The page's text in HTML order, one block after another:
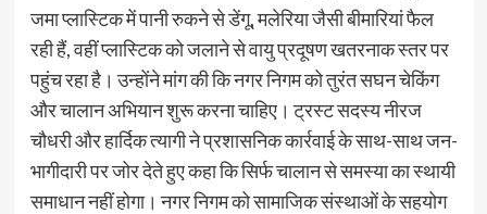
जमा प्लास्टिक में पानी रुकने से डेंगू, मलेरिया जैसी बीमारियां फैल
रही हैं, वहीं प्लास्टिक को जलाने से वायु प्रदूषण खतरनाक स्तर पर
पहुंच रहा है। उन्होंने मांग की कि नगर निगम को तुरंत सघन चेकिंग
और चालान अभियान शुरू करना चाहिए। ट्रस्ट सदस्य नीरज
चौधरी और हार्दिक त्यागी ने प्रशासनिक कार्रवाई के साथ-साथ जन-
भागीदारी पर जोर देते हुए कहा कि सिर्फ चालान से समस्या का स्थायी
समाधान नहीं होगा। नगर निगम को सामाजिक संस्थाओं के सहयोग